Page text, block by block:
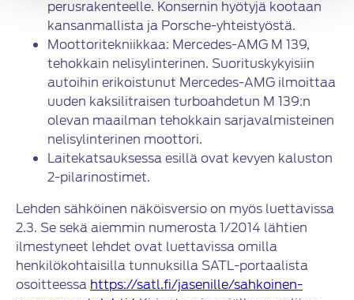
perusrakenteelle. Konsernin hyötyjä kootaan
kansanmallista ja Porsche-yhteistyöstä.
Moottoritekniikkaa: Mercedes-AMG M 139,
tehokkain nelisylinterinen. Suorituskykyisiin
autoihin erikoistunut Mercedes-AMG ilmoittaa
uuden kaksilitraisen turboahdetun M 139:n
olevan maailman tehokkain sarjavalmisteinen
nelisylinterinen moottori.
Laitekatsauksessa esillä ovat kevyen kaluston
2-pilarinostimet.
Lehden sähköinen näköisversio on myös luettavissa
2.3. Se sekä aiemmin numerosta 1/2014 lähtien
ilmestyneet lehdet ovat luettavissa omilla
henkilökohtaisilla tunnuksilla SATL-portaalista
osoitteessa https://satl.fi/jasenille/sahkoinen-